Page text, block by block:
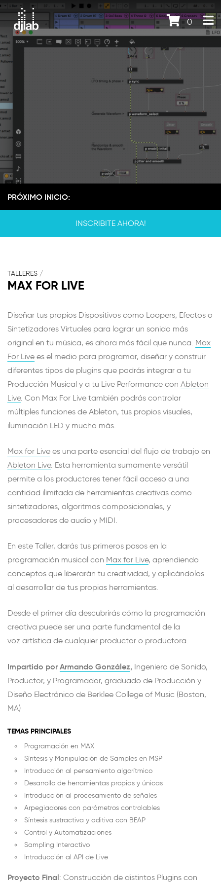
0
PRÓXIMO INICIO:
INSCRIBITE AHORA!
TALLERES /
MAX FOR LIVE
Diseñar tus propios Dispositivos como Loopers, Efectos o
Sintetizadores Virtuales para lograr un sonido más
original en tu música, es ahora más fácil que nunca. Max
For Live es el medio para programar, diseñar y construir
diferentes tipos de plugins que podrás integrar a tu
Producción Musical y a tu Live Performance con Ableton
Live. Con Max For Live también podrás controlar
múltiples funciones de Ableton, tus propios visuales,
iluminación LED y mucho más.
Max for Live es una parte esencial del flujo de trabajo en
Ableton Live. Esta herramienta sumamente versátil
permite a los productores tener fácil acceso a una
cantidad ilimitada de herramientas creativas como
sintetizadores, algoritmos composicionales, y
procesadores de audio y MIDI.
En este Taller, darás tus primeros pasos en la
programación musical con Max for Live, aprendiendo
conceptos que liberarán tu creatividad, y aplicándolos
al desarrollar de tus propias herramientas.
Desde el primer día descubrirás cómo la programación
creativa puede ser una parte fundamental de la
voz artística de cualquier productor o productora.
Impartido porArmando González, Ingeniero de Sonido,
Productor, y Programador, graduado de Producción y
Diseño Electrónico de Berklee College of Music (Boston,
MA)
TEMAS PRINCIPALES
Programación en MAX
Síntesis y Manipulación de Samples en MSP
Introducción al pensamiento algorítmico
Desarrollo de herramientas propias y únicas
Introducción al procesamiento de señales
Arpegiadores con parámetros controlables
Síntesis sustractiva y aditiva con BEAP
Control y Automatizaciones
Sampling Interactivo
Introducción al API de Live
Proyecto Final: Construcción de distintos Plugins con